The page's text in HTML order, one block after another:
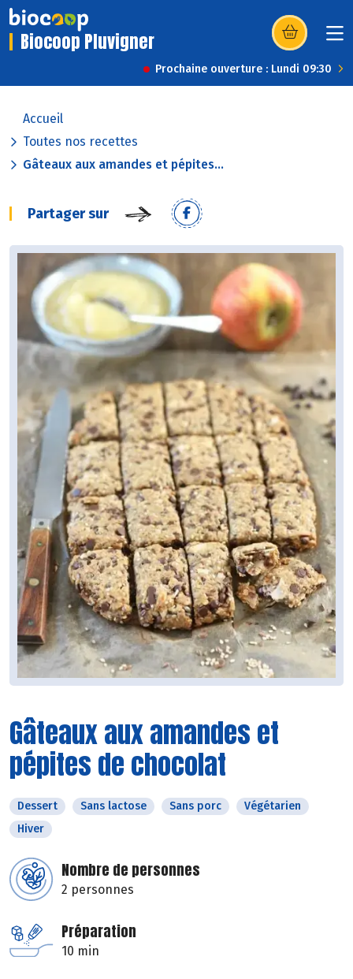
Biocoop Pluvigner (s’ouvre dans
Prochaine ouverture : Lundi 09:30
Accueil
Toutes nos recettes
Gâteaux aux amandes et pépites...
Partager sur
Gâteaux aux amandes et
pépites de chocolat
Dessert Sans lactose Sans porc
Végétarien
Hiver
Nombre de personnes
2 personnes
Préparation
10 min